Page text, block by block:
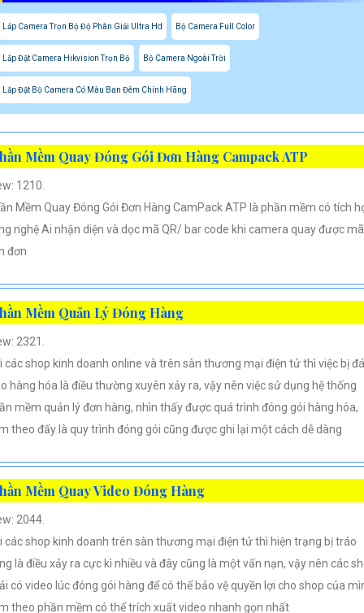
Lắp Camera Trọn Bộ Độ Phân Giải Ultra Hd Bộ Camera Full Color
Lắp Đặt Camera Hikvision Trọn Bộ Bộ Camera Ngoài Trời
Lắp Đặt Bộ Camera Có Màu Ban Đêm Chính Hãng
Mềm Quay Đóng Gói Đơn Hàng Campack ATP
1210.
Mềm Quay Đóng Gói Đơn Hàng CamPack ATP là phần mềm có tích
nghệ Ai nhận diện và dọc mã QR/ bar code khi camera quay được mã
đơn
Mềm Quản Lý Đóng Hàng
2321.
các shop kinh doanh online và trên sàn thương mại điện tử thì việc bị
hàng hóa là điều thường xuyên xảy ra, vậy nên việc sử dụng hệ thống
mềm quản lý đơn hàng, nhìn thấy được quá trình đóng gói hàng hóa,
theo đấy là quy trình đóng gói cũng được ghi lại một cách dễ dàng
Mềm Quay Video Đóng Hàng
2044.
các shop kinh doanh trên sàn thương mại điện tử thì hiện trạng bị tráo
là điều xảy ra cực kì nhiều và đây cũng là một vấn nạn, vậy nên các
có video lúc đóng gói hàng để có thể bảo vệ quyền lợi cho shop của
theo phần mềm có thể trích xuất video nhanh gọn nhất